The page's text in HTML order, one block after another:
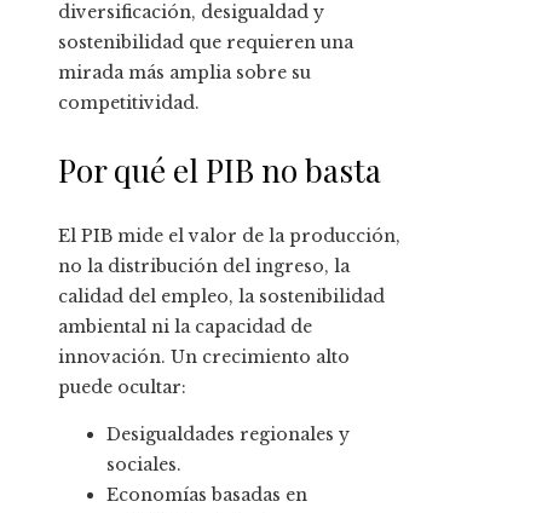
diversificación, desigualdad y
sostenibilidad que requieren una
mirada más amplia sobre su
competitividad.
Por qué el PIB no basta
El PIB mide el valor de la producción,
no la distribución del ingreso, la
calidad del empleo, la sostenibilidad
ambiental ni la capacidad de
innovación. Un crecimiento alto
puede ocultar:
Desigualdades regionales y
sociales.
Economías basadas en